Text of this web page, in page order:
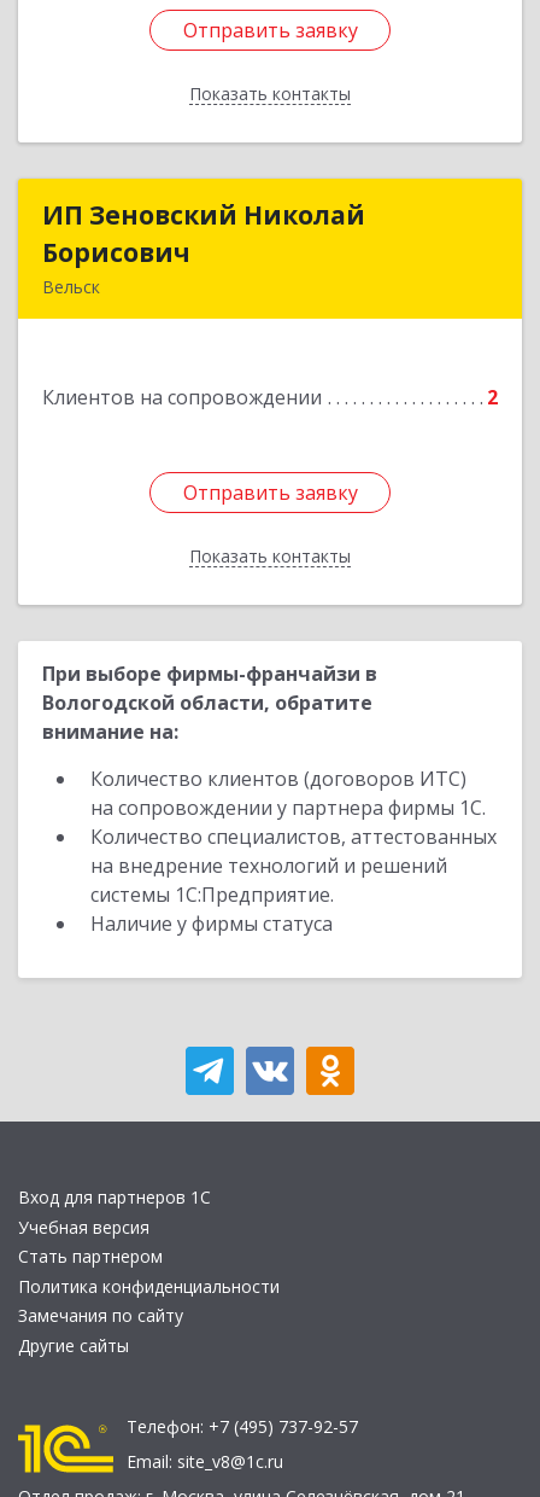
Отправить заявку
Показать контакты
Отправить заявку
Назад
ИП Зеновский Николай
Борисович
Вельск
Клиентов на сопровождении 2
Отправить заявку
Показать контакты
ИП Зеновский Николай
Подробнее
Отправить заявку
Назад
При выборе фирмы-франчайзи в
Вологодской области, обратите
внимание на:
Количество клиентов (договоров ИТС)
на сопровождении у партнера фирмы 1С.
Количество специалистов, аттестованных
на внедрение технологий и решений
системы 1С:Предприятие.
Наличие у фирмы статуса
Вход для партнеров 1С
Учебная версия
Стать партнером
Политика конфиденциальности
Замечания по сайту
Другие сайты
Телефон: +7 (495) 737-92-57
Email: site_v8@1c.ru